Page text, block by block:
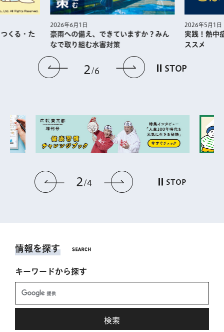
前のスライドを表示
2 6 次のスライドを
STOP
くる・た
2026年6月1日
豪雨への備え、できていますか？みん
なで取り組む水害対策
2026年5月1日
実践！熱中
ススメ
前のスライドを表示
2 4 次のスライドを表
STOP
情報を探す
キーワードから探す